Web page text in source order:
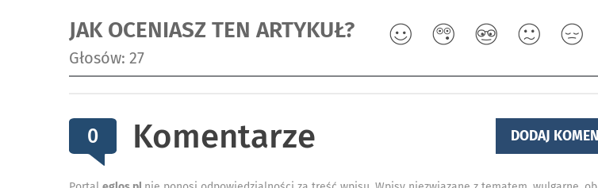
JAK OCENIASZ TEN ARTYKUŁ?
Głosów: 27
0 Komentarze DODAJ